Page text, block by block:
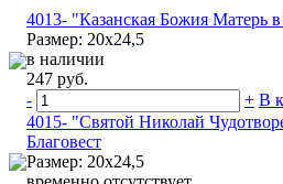
4013- "Казанская Божия Матерь
Размер: 20х24,5
в наличии
247 руб.
-
+ В
4015- "Святой Николай
Благовест
Размер: 20х24,5